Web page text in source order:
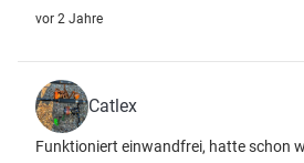
vor 2 Jahre
Catlex
Funktioniert einwandfrei, hatte schon